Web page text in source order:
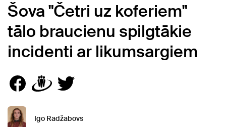
Šova "Četri uz koferiem"
tālo braucienu spilgtākie
incidenti ar likumsargiem
Igo Radžabovs